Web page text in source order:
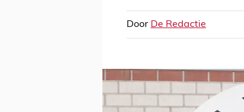
Door De Redactie